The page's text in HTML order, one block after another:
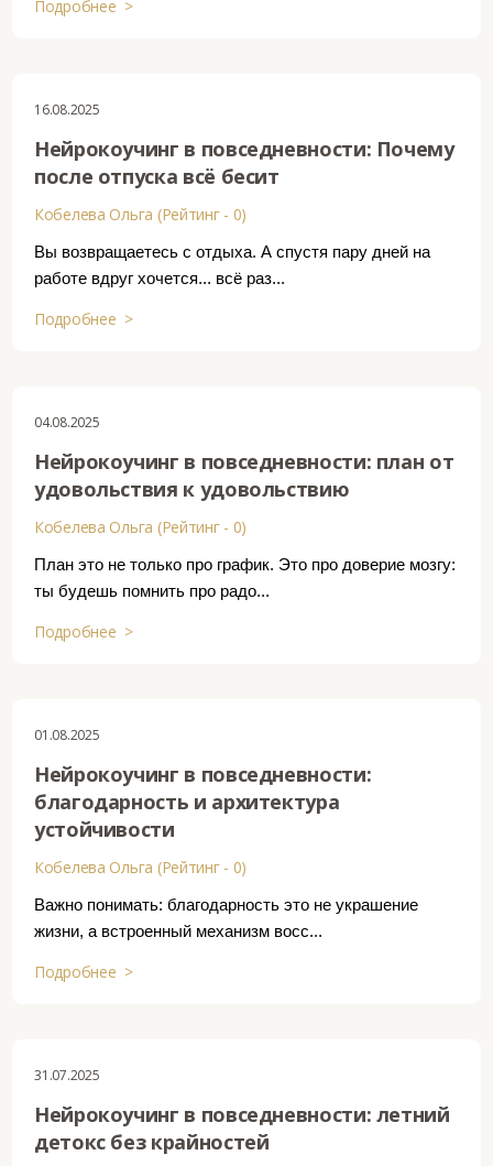
Подробнее >
16.08.2025
Нейрокоучинг в повседневности: Почему
после отпуска всё бесит
Кобелева Ольга (Рейтинг - 0)
Вы возвращаетесь с отдыха. А спустя пару дней на
работе вдруг хочется... всё раз...
Подробнее >
04.08.2025
Нейрокоучинг в повседневности: план от
удовольствия к удовольствию
Кобелева Ольга (Рейтинг - 0)
План это не только про график. Это про доверие мозгу:
ты будешь помнить про радо...
Подробнее >
01.08.2025
Нейрокоучинг в повседневности:
благодарность и архитектура
устойчивости
Кобелева Ольга (Рейтинг - 0)
Важно понимать: благодарность это не украшение
жизни, а встроенный механизм восс...
Подробнее >
31.07.2025
Нейрокоучинг в повседневности: летний
детокс без крайностей